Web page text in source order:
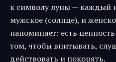
к символу луны — каждый
мужское (солнце), и
напоминает: есть
том, чтобы впитывать,
действовать и покорять.